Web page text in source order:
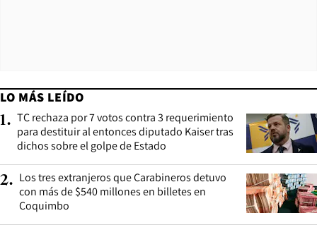
LO MÁS LEÍDO
1. TC rechaza por 7 votos contra 3 requerimiento
para destituir al entonces diputado Kaiser tras
dichos sobre el golpe de Estado
2. Los tres extranjeros que Carabineros detuvo
con más de $540 millones en billetes en
Coquimbo